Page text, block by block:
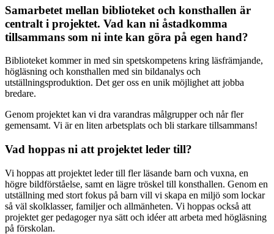
Samarbetet mellan biblioteket och konsthallen är
centralt i projektet. Vad kan ni åstadkomma
tillsammans som ni inte kan göra på egen hand?
Biblioteket kommer in med sin spetskompetens kring läsfrämjande,
högläsning och konsthallen med sin bildanalys och
utställningsproduktion. Det ger oss en unik möjlighet att jobba
bredare.
Genom projektet kan vi dra varandras målgrupper och når fler
gemensamt. Vi är en liten arbetsplats och bli starkare tillsammans!
Vad hoppas ni att projektet leder till?
Vi hoppas att projektet leder till fler läsande barn och vuxna, en
högre bildförståelse, samt en lägre tröskel till konsthallen. Genom en
utställning med stort fokus på barn vill vi skapa en miljö som lockar
så väl skolklasser, familjer och allmänheten. Vi hoppas också att
projektet ger pedagoger nya sätt och idéer att arbeta med högläsning
på förskolan.